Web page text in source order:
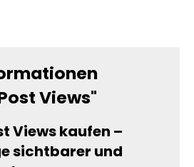
Views"
Views kaufen –
sichtbarer und